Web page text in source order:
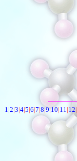
1|2|3|4|5|6|7|8|9|10|11|12|